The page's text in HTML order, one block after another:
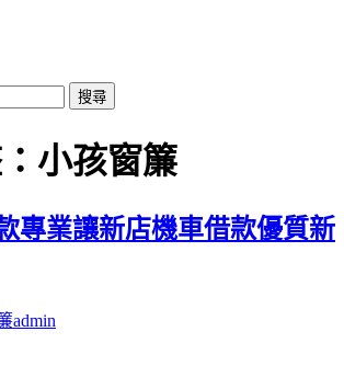
小孩窗簾
專業讓新店機車借款優質新
admin